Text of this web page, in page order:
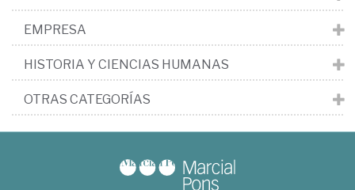
EMPRESA
HISTORIA Y CIENCIAS HUMANAS
OTRAS CATEGORÍAS